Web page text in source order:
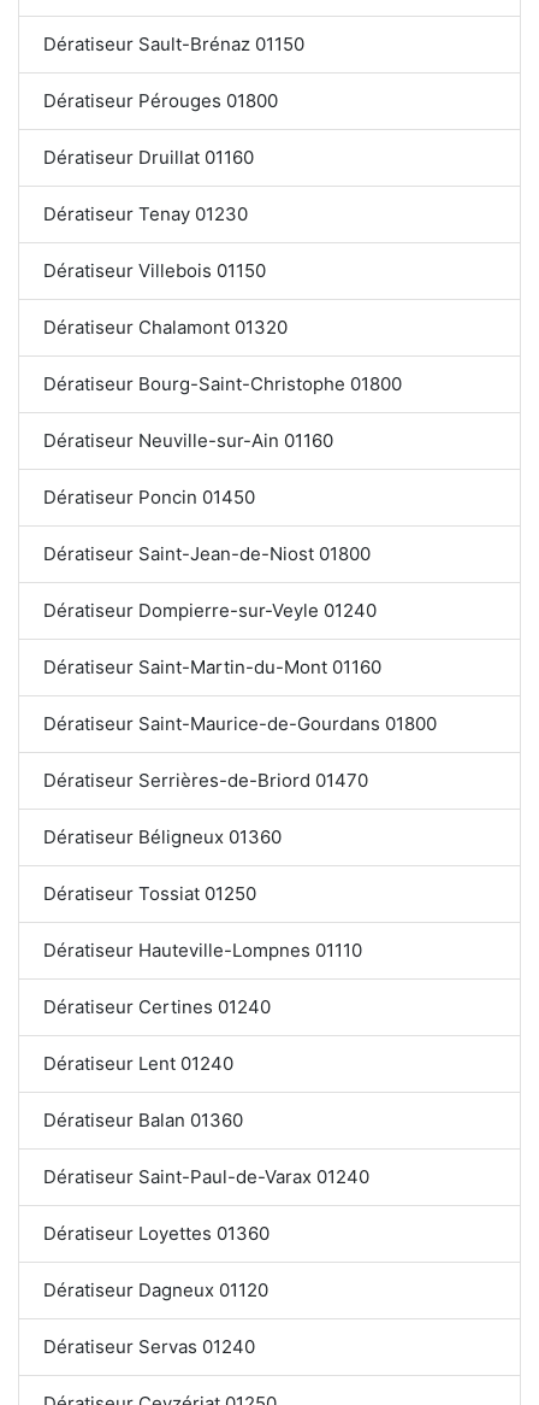
Dératiseur Sault-Brénaz 01150
Dératiseur Pérouges 01800
Dératiseur Druillat 01160
Dératiseur Tenay 01230
Dératiseur Villebois 01150
Dératiseur Chalamont 01320
Dératiseur Bourg-Saint-Christophe 01800
Dératiseur Neuville-sur-Ain 01160
Dératiseur Poncin 01450
Dératiseur Saint-Jean-de-Niost 01800
Dératiseur Dompierre-sur-Veyle 01240
Dératiseur Saint-Martin-du-Mont 01160
Dératiseur Saint-Maurice-de-Gourdans 01800
Dératiseur Serrières-de-Briord 01470
Dératiseur Béligneux 01360
Dératiseur Tossiat 01250
Dératiseur Hauteville-Lompnes 01110
Dératiseur Certines 01240
Dératiseur Lent 01240
Dératiseur Balan 01360
Dératiseur Saint-Paul-de-Varax 01240
Dératiseur Loyettes 01360
Dératiseur Dagneux 01120
Dératiseur Servas 01240